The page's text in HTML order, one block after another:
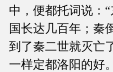
中，便都托词说：
国长达几百年；秦
到了秦二世就灭亡
一样定都洛阳的好